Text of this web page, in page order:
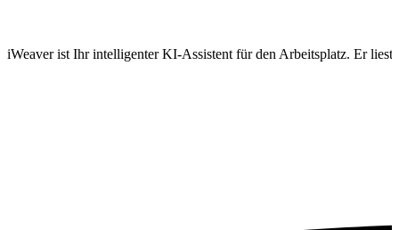
iWeaver ist Ihr intelligenter KI-Assistent für den Arbeitsplatz. Er